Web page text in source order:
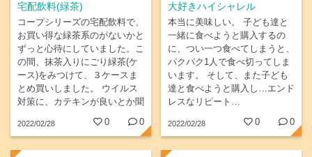
宅配飲料(緑茶)
コープシリーズの宅配飲料で、
お買い得な緑茶系のがないかと
ずっと心待にしていました。こ
の間、抹茶入りにごり緑茶(ケ
ース)をみつけて、３ケースま
とめ買いしました。 ウイルス
対策に、カテキンが良いとか聞
も時々緑茶のケース特売の機会
が宅配であると嬉しいです。
2022/02/28 0 0
大好きハイシャレル
本当に美味しい。 子ども達と
一緒に食べようと購入するの
に、つい一つ食べてしまうと、
パクパク1人で食べ切ってしま
います。 そして、また子ども
達と食べようと購入し…エンド
レスなリピート…
2022/02/28 0 0